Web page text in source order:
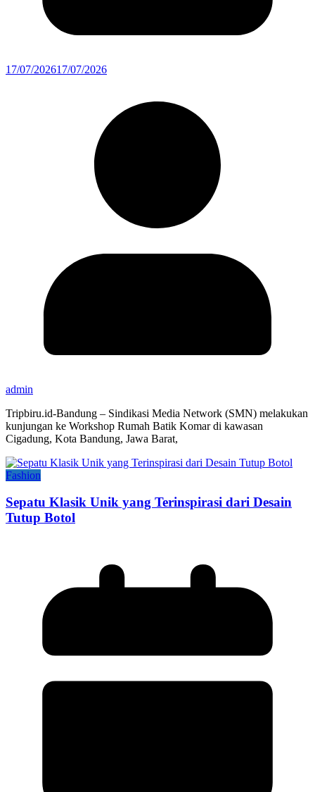
17/07/202617/07/2026
admin
Tripbiru.id-Bandung – Sindikasi Media Network (SMN) melakukan
kunjungan ke Workshop Rumah Batik Komar di kawasan
Cigadung, Kota Bandung, Jawa Barat,
Fashion
Sepatu Klasik Unik yang Terinspirasi dari Desain
Tutup Botol